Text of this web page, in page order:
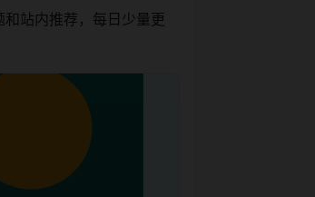
站内推荐，每日少量更